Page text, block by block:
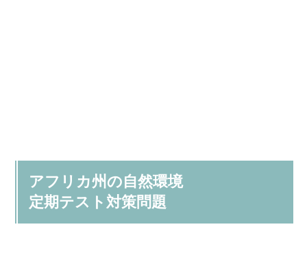
アフリカ州の自然環境
定期テスト対策問題